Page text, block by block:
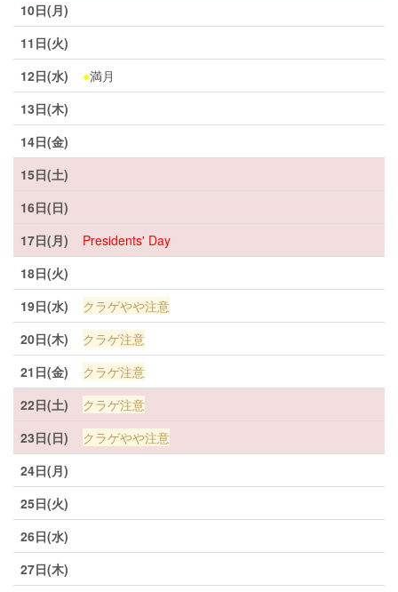
10日(月)
11日(火)
12日(水)
●満月
13日(木)
14日(金)
15日(土)
16日(日)
17日(月)
Presidents' Day
18日(火)
19日(水)
クラゲやや注意
20日(木)
クラゲ注意
21日(金)
クラゲ注意
22日(土)
クラゲ注意
23日(日)
クラゲやや注意
24日(月)
25日(火)
26日(水)
27日(木)